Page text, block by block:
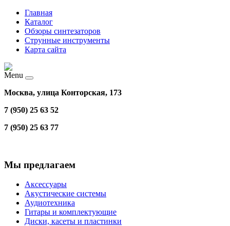
Главная
Каталог
Обзоры синтезаторов
Струнные инструменты
Карта сайта
Menu
Москва, улица Конторская, 173
7 (950) 25 63 52
7 (950) 25 63 77
Мы предлагаем
Аксессуары
Акустические системы
Аудиотехника
Гитары и комплектующие
Диски, касеты и пластинки